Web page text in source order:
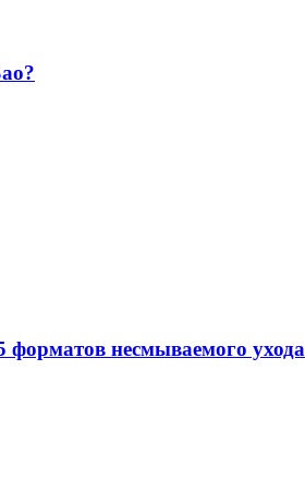
несмываемого ухода